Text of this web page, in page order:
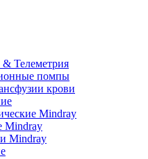
& Телеметрия
помпы
крови
Mindray
Mindray
Mindray